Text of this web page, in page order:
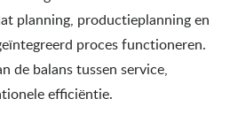
planning, productieplanning en
proces functioneren.
de balans tussen service,
efficiëntie.